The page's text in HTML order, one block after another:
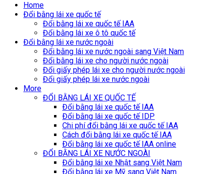
Home
Đổi bằng lái xe quốc tế
Đổi bằng lái xe quốc tế IAA
Đổi bằng lái xe ô tô quốc tế
Đổi bằng lái xe nước ngoài
Đổi bằng lái xe nước ngoài sang Việt Nam
Đổi bằng lái xe cho người nước ngoài
Đổi giấy phép lái xe cho người nước ngoài
Đổi giấy phép lái xe nước ngoài
More
ĐỔI BẰNG LÁI XE QUỐC TẾ
Đổi bằng lái xe quốc tế IAA
Đổi bằng lái xe quốc tế IDP
Chi phí đổi bằng lái xe quốc tế IAA
Cách đổi bằng lái xe quốc tế IAA
Đổi bằng lái xe quốc tế IAA online
ĐỔI BẰNG LÁI XE NƯỚC NGOÀI
Đổi bằng lái xe Nhật sang Việt Nam
Đổi bằng lái xe Mỹ sang Việt Nam